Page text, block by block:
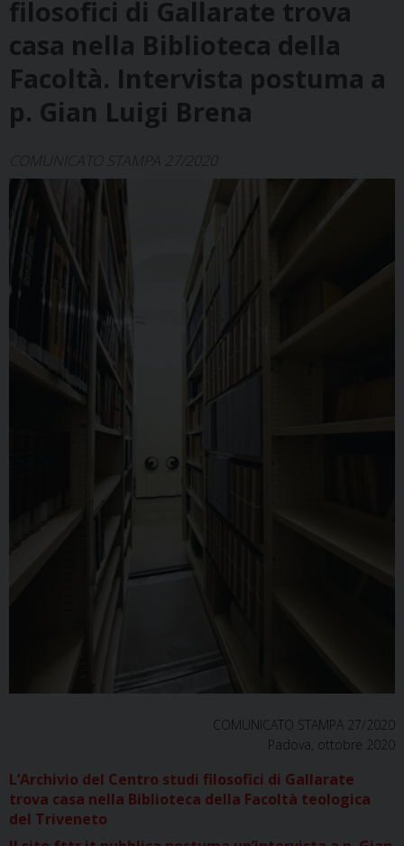
filosofici di Gallarate trova
casa nella Biblioteca della
Facoltà. Intervista postuma a
p. Gian Luigi Brena
COMUNICATO STAMPA 27/2020
COMUNICATO STAMPA 27/2020
Padova, ottobre 2020
L’Archivio del Centro studi filosofici di Gallarate
trova casa nella Biblioteca della Facoltà teologica
del Triveneto